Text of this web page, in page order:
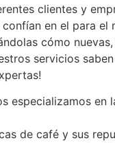
clientes y
en el para el
cómo
servicios saben
especializamos en
de café y sus